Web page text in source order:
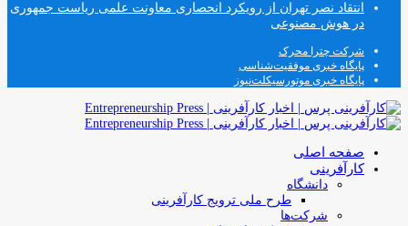
انتقاد نصر تهران از رویکرد انحصاری معاونت علمی ریاست جمهوری
در هوش مصنوعی
شرکت چترا محرک
پایگاه خبری موفقیت‌شناسی
پایگاه خبری موتورسیکلت‌نیوز
صفحه اصلی
کارآفرینی
دانشگاه
طرح ملی ترویج کارآفرینی
شرکت‌ها